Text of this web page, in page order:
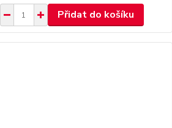
Přidat do košíku